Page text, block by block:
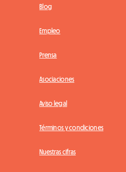
Blog
Empleo
Prensa
Asociaciones
Aviso legal
Términos y condiciones
Nuestras cifras